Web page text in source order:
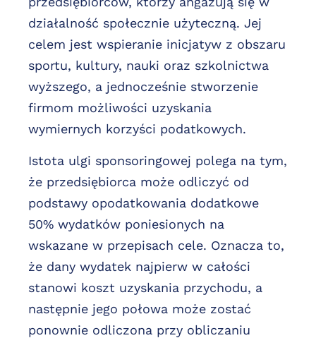
działalność społecznie użyteczną. Jej
celem jest wspieranie inicjatyw z obszaru
sportu, kultury, nauki oraz szkolnictwa
wyższego, a jednocześnie stworzenie
firmom możliwości uzyskania
wymiernych korzyści podatkowych.
Istota ulgi sponsoringowej polega na tym,
że przedsiębiorca może odliczyć od
podstawy opodatkowania dodatkowe
50% wydatków poniesionych na
wskazane w przepisach cele. Oznacza to,
że dany wydatek najpierw w całości
stanowi koszt uzyskania przychodu, a
następnie jego połowa może zostać
ponownie odliczona przy obliczaniu